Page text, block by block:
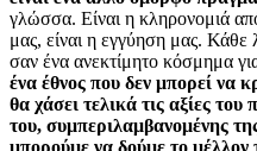
γλώσσα. Είναι η κληρονομιά
μας, είναι η εγγύηση μας. Κάθε
σαν ένα ανεκτίμητο κόσμημα
ένα έθνος που δεν μπορεί να
θα χάσει τελικά τις αξίες
του, συμπεριλαμβανομένης
μπορούμε να δούμε το μέλλον